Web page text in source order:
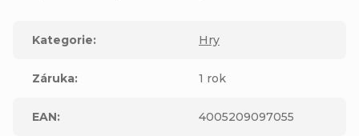
Kategorie: Hry
Záruka: 1 rok
EAN: 4005209097055